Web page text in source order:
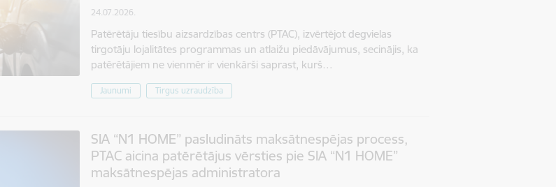
24.07.2026.
Patērētāju tiesību aizsardzības centrs (PTAC), izvērtējot degvielas
tirgotāju lojalitātes programmas un atlaižu piedāvājumus, secinājis, ka
patērētājiem ne vienmēr ir vienkārši saprast, kurš…
Jaunumi Tirgus uzraudzība
SIA “N1 HOME” pasludināts maksātnespējas process,
PTAC aicina patērētājus vērsties pie SIA “N1 HOME”
maksātnespējas administratora